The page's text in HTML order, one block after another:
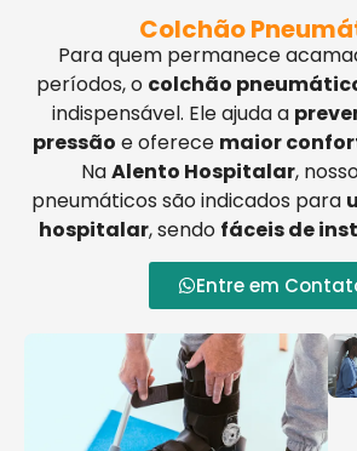
Colchão
Para quem permanece
períodos, o colchão
indispensável. Ele ajuda a
pressão e oferece maior
NaAlento Hospitalar,
pneumáticos são indicados para
hospitalar, sendo fáceis de
Entre em